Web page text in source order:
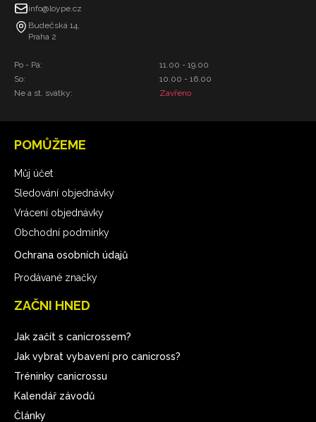
info@loype.cz
Budečská 14,
Praha 2
Po - Pá:
So:
Ne a st. svátky:
11.00 - 19.00
10.00 - 16.00
Zavřeno
POMŮŽEME
Můj účet
Sledování objednávky
Vrácení objednávky
Obchodní podmínky
Ochrana osobních údajů
Prodávané značky
ZAČNI HNED
Jak začít s canicrossem?
Jak vybrat vybavení pro canicross?
Tréninky canicrossu
Kalendář závodů
Články